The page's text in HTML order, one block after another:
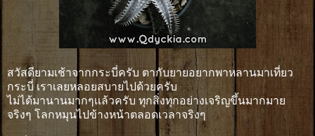
สวัสดียามเช้าจากกระบี่ครับ ตากับยายอยากพาหลานมาเที่ยว
กระบี่ เราเลยหลอยสบายไปด้วยครับ
ไม่ได้มานานมากๆเเล้วครับ ทุกสิ่งทุกอย่างเจริญขึ้นมากมาย
จริงๆ โลกหมุนไปข้างหน้าตลอดเวลาจริงๆ